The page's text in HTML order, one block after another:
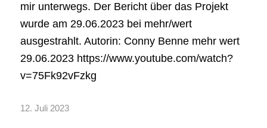
mir unterwegs. Der Bericht über das Projekt
wurde am 29.06.2023 bei mehr/wert
ausgestrahlt. Autorin: Conny Benne mehr wert
29.06.2023 https://www.youtube.com/watch?
v=75Fk92vFzkg
12. Juli 2023